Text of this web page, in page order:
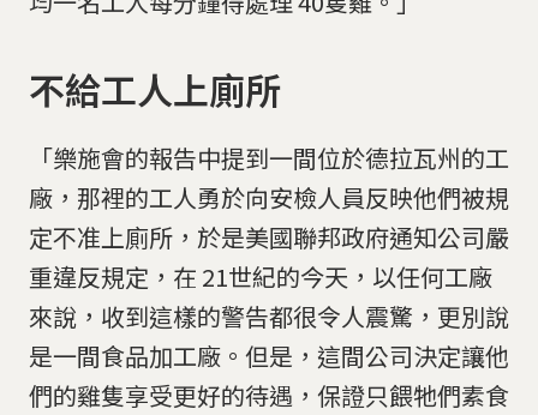
不給工人上廁所
「樂施會的報告中提到一間位於德拉瓦州的工
廠，那裡的工人勇於向安檢人員反映他們被規
定不准上廁所，於是美國聯邦政府通知公司嚴
重違反規定，在 21世紀的今天，以任何工廠
來說，收到這樣的警告都很令人震驚，更別說
是一間食品加工廠。但是，這間公司決定讓他
們的雞隻享受更好的待遇，保證只餵牠們素食